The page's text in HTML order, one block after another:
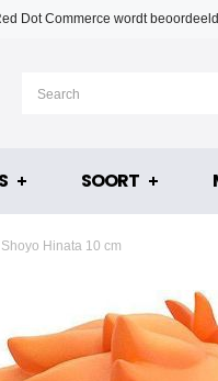
Dot Commerce wordt
SOORT
Hinata 10 cm